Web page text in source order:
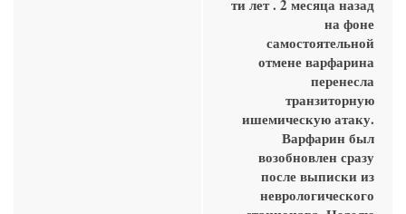
ти лет . 2 месяца назад
на фоне
самостоятельной
отмене варфарина
перенесла
транзиторную
ишемическую атаку.
Варфарин был
возобновлен сразу
после выписки из
неврологического